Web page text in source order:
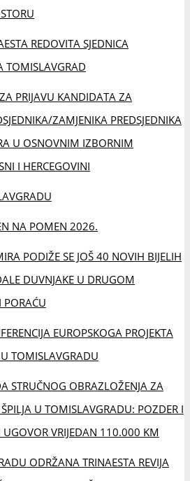
NA POMEN 2026.
DUVNJAKE U DRUGOM
PORAĆU
U TOMISLAVGRADU: POZDER I
UGOVOR VRIJEDAN 110.000 KM
ODRŽANA TRINAESTA REVIJA
I IZBOR NAJLJEPŠE HRVATICE U
IZVAN REPUBLIKE HRVATSKE
KONZULARNIH DANA
PROSTORNOG
ĆE SANACIJU ULICA U
NA OSNOVNOJ ŠKOLI U